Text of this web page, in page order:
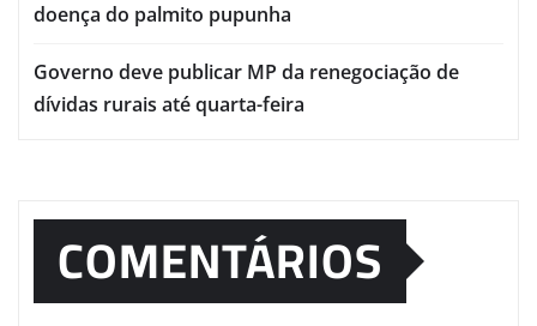
doença do palmito pupunha
Governo deve publicar MP da renegociação de
dívidas rurais até quarta-feira
COMENTÁRIOS